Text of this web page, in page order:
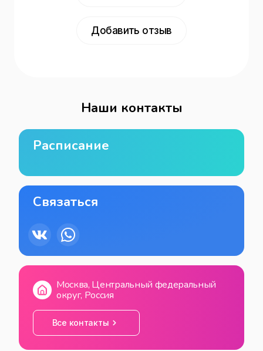
Добавить отзыв
Наши контакты
Расписание
Связаться
Москва, Центральный федеральный
округ, Россия
Все контакты